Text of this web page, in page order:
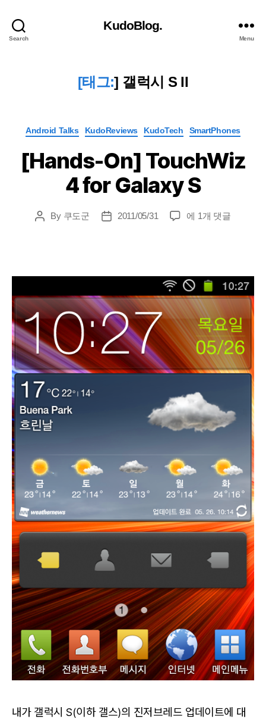
Search
KudoBlog.
Menu
[태그:] 갤럭시 S II
Categories
Android Talks KudoReviews KudoTech SmartPhones
[Hands-On] TouchWiz
4 for Galaxy S
PostBy 쿠도군
Post2011/05/31
[Hands-
Galaxy
S
에 1개 댓글
내가 갤럭시 S(이하 갤스)의 진저브레드 업데이트에 대